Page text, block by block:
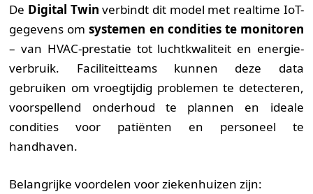
De Digital Twin verbindt dit model met realtime IoT-
gegevens omsystemen en condities te monitoren
– van HVAC-prestatie tot lucht­kwaliteit en energie­
verbruik. Faciliteit­teams kunnen deze data
gebruiken om vroegtijdig problemen te detecteren,
voorspellend onderhoud te plannen en ideale
condities voor patiënten en personeel te
handhaven.
Belangrijke voordelen voor ziekenhuizen zijn: